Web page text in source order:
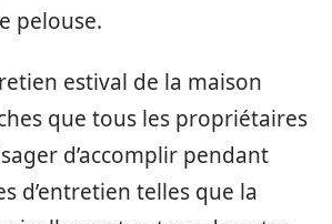
pelouse.
estival de la maison
que tous les propriétaires
d’accomplir pendant
d’entretien telles que la